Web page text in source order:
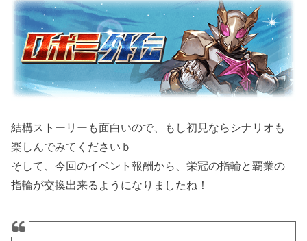
結構ストーリーも面白いので、もし初見ならシナリオも
楽しんでみてくださいｂ
そして、今回のイベント報酬から、栄冠の指輪と覇業の
指輪が交換出来るようになりましたね！